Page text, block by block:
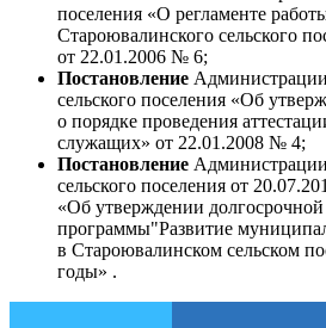
поселения «О регламенте
Староювалинского сельского
от 22.01.2006 № 6;
Постановление
сельского поселения «Об
о порядке проведения
служащих» от 22.01.2008 № 4;
Постановление
сельского поселения от
«Об утверждении долгосрочной
программы"Развитие
в Староювалинском сельском
годы» .